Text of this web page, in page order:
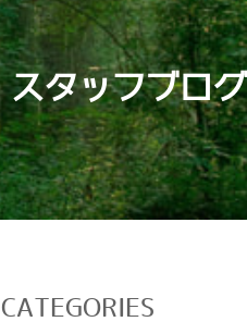
スタッフブログ
CATEGORIES